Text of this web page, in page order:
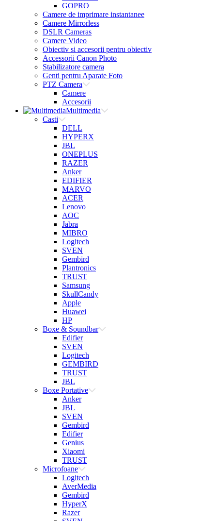
GOPRO
Camere de imprimare instantanee
Camere Mirrorless
DSLR Cameras
Camere Video
Obiectiv si accesorii pentru obiectiv
Accessorii Canon Photo
Stabilizatore camera
Genti pentru Aparate Foto
PTZ Camera
Camere
Accesorii
Multimedia
Casti
DELL
HYPERX
JBL
ONEPLUS
RAZER
Anker
EDIFIER
MARVO
ACER
Lenovo
AOC
Jabra
MIBRO
Logitech
SVEN
Gembird
Plantronics
TRUST
Samsung
SkullCandy
Apple
Huawei
HP
Boxe & Soundbar
Edifier
SVEN
Logitech
GEMBIRD
TRUST
JBL
Boxe Portative
Anker
JBL
SVEN
Gembird
Edifier
Genius
Xiaomi
TRUST
Microfoane
Logitech
AverMedia
Gembird
HyperX
Razer